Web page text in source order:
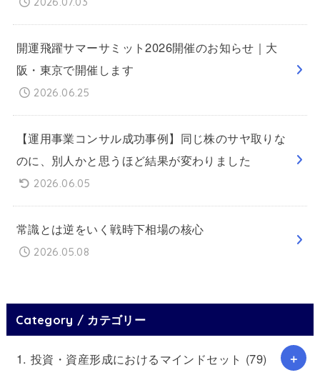
開運飛躍サマーサミット2026開催のお知らせ｜大
阪・東京で開催します
2026.06.25
【運用事業コンサル成功事例】同じ株のサヤ取りな
のに、別人かと思うほど結果が変わりました
2026.06.05
常識とは逆をいく戦時下相場の核心
2026.05.08
Category / カテゴリー
1. 投資・資産形成におけるマインドセット (79)